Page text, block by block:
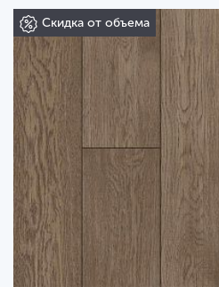
Скидка от объема